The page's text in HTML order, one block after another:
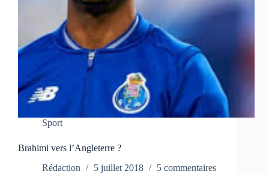
Sport
Brahimi vers l’Angleterre ?
Rédaction
5 juillet 2018 5 commentaires